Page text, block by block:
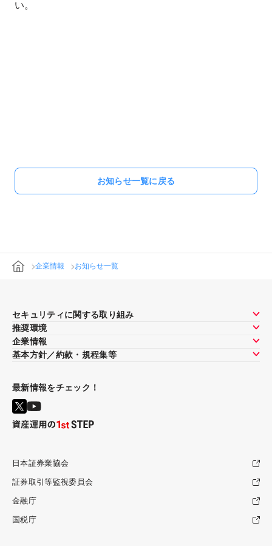
お知らせ一覧に戻る
企業情報 お知らせ一覧
セキュリティに関する取り組み
推奨環境
企業情報
基本方針／約款・規程集等
最新情報をチェック！
日本証券業協会
証券取引等監視委員会
金融庁
国税庁